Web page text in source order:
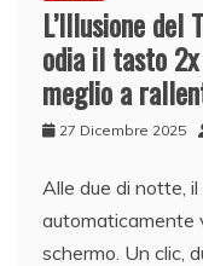
L’Illusione del
odia il tasto
meglio a
27 Dicembre 2025
Alle due di notte,
automaticamente
schermo. Un clic,